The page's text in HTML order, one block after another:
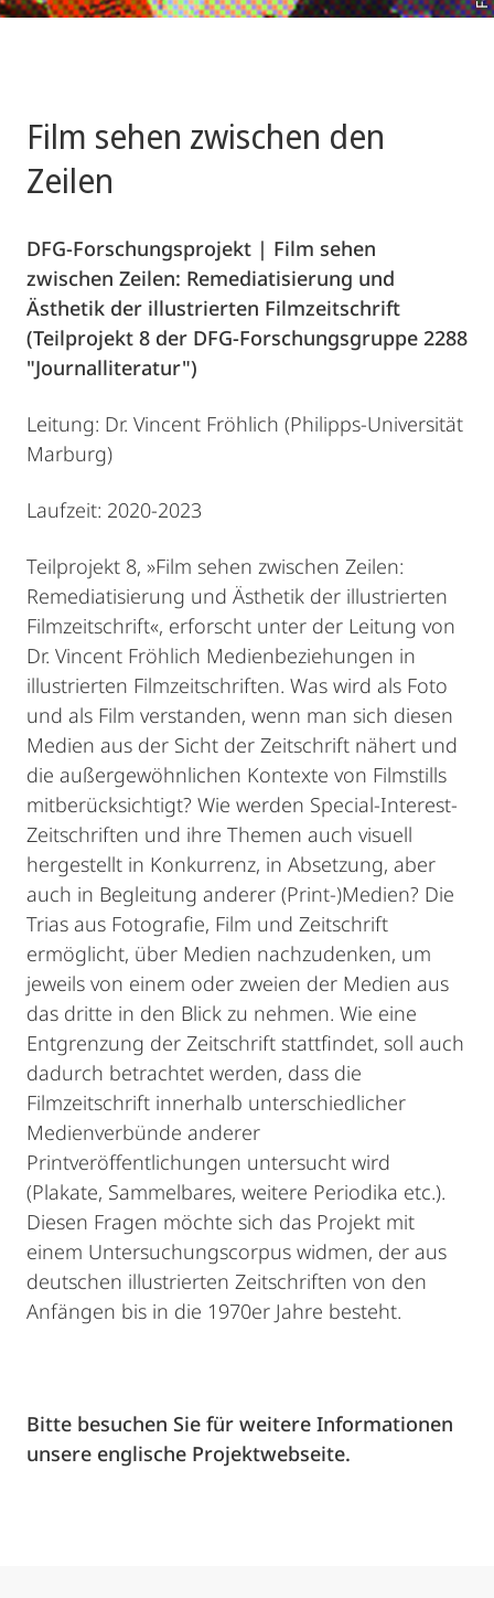
Film sehen zwischen den
Zeilen
DFG-Forschungsprojekt | Film sehen
zwischen Zeilen: Remediatisierung und
Ästhetik der illustrierten Filmzeitschrift
(Teilprojekt 8 der DFG-Forschungsgruppe 2288
"Journalliteratur")
Leitung: Dr. Vincent Fröhlich (Philipps-Universität
Marburg)
Laufzeit: 2020-2023
Teilprojekt 8, »Film sehen zwischen Zeilen:
Remediatisierung und Ästhetik der illustrierten
Filmzeitschrift«, erforscht unter der Leitung von
Dr. Vincent Fröhlich Medienbeziehungen in
illustrierten Filmzeitschriften. Was wird als Foto
und als Film verstanden, wenn man sich diesen
Medien aus der Sicht der Zeitschrift nähert und
die außergewöhnlichen Kontexte von Filmstills
mitberücksichtigt? Wie werden Special-Interest-
Zeitschriften und ihre Themen auch visuell
hergestellt in Konkurrenz, in Absetzung, aber
auch in Begleitung anderer (Print-)Medien? Die
Trias aus Fotografie, Film und Zeitschrift
ermöglicht, über Medien nachzudenken, um
jeweils von einem oder zweien der Medien aus
das dritte in den Blick zu nehmen. Wie eine
Entgrenzung der Zeitschrift stattfindet, soll auch
dadurch betrachtet werden, dass die
Filmzeitschrift innerhalb unterschiedlicher
Medienverbünde anderer
Printveröffentlichungen untersucht wird
(Plakate, Sammelbares, weitere Periodika etc.).
Diesen Fragen möchte sich das Projekt mit
einem Untersuchungscorpus widmen, der aus
deutschen illustrierten Zeitschriften von den
Anfängen bis in die 1970er Jahre besteht.
Bitte besuchen Sie für weitere Informationen
unsere englische Projektwebseite.